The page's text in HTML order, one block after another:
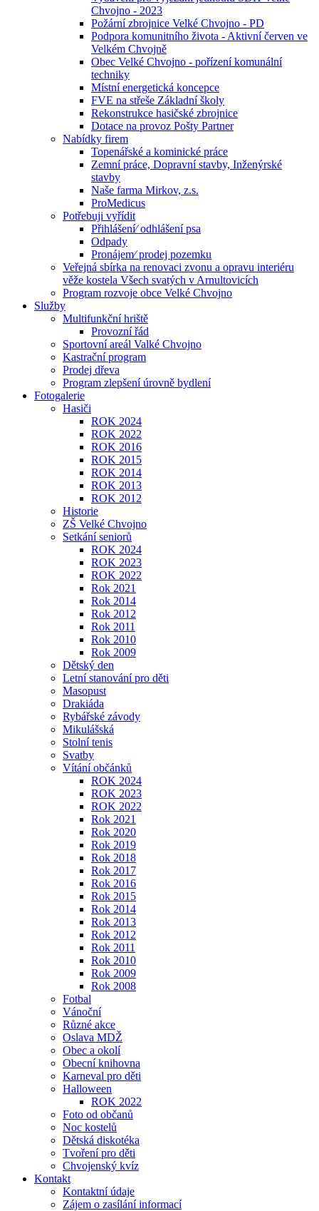
Chvojno - 2023
Požární zbrojnice Velké Chvojno - PD
Podpora komunitního života - Aktivní červen ve
Velkém Chvojně
Obec Velké Chvojno - pořízení komunální
techniky
Místní energetická koncepce
FVE na střeše Základní školy
Rekonstrukce hasičské zbrojnice
Dotace na provoz Pošty Partner
Nabídky firem
Topenářské a kominické práce
Zemní práce, Dopravní stavby, Inženýrské
stavby
Naše farma Mirkov, z.s.
ProMedicus
Potřebuji vyřídit
Přihlášení⁄ odhlášení psa
Odpady
Pronájem⁄ prodej pozemku
Veřejná sbírka na renovaci zvonu a opravu interiéru
věže kostela Všech svatých v Arnultovicích
Program rozvoje obce Velké Chvojno
Služby
Multifunkční hriště
Provozní řád
Sportovní areál Valké Chvojno
Kastrační program
Prodej dřeva
Program zlepšení úrovně bydlení
Fotogalerie
Hasiči
ROK 2024
ROK 2022
ROK 2016
ROK 2015
ROK 2014
ROK 2013
ROK 2012
Historie
ZŠ Velké Chvojno
Setkání seniorů
ROK 2024
ROK 2023
ROK 2022
Rok 2021
Rok 2014
Rok 2012
Rok 2011
Rok 2010
Rok 2009
Dětský den
Letní stanování pro děti
Masopust
Drakiáda
Rybářské závody
Mikulášská
Stolní tenis
Svatby
Vítání občánků
ROK 2024
ROK 2023
ROK 2022
Rok 2021
Rok 2020
Rok 2019
Rok 2018
Rok 2017
Rok 2016
Rok 2015
Rok 2014
Rok 2013
Rok 2012
Rok 2011
Rok 2010
Rok 2009
Rok 2008
Fotbal
Vánoční
Různé akce
Oslava MDŽ
Obec a okolí
Obecní knihovna
Karneval pro děti
Halloween
ROK 2022
Foto od občanů
Noc kostelů
Dětská diskotéka
Tvoření pro děti
Chvojenský kvíz
Kontakt
Kontaktní údaje
Zájem o zasílání informací